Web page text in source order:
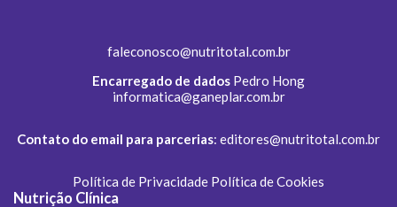
faleconosco@nutritotal.com.br
Encarregado de dados Pedro Hong
informatica@ganeplar.com.br
Contato do email para parcerias: editores@nutritotal.com.br
Política de Privacidade Política de Cookies
Nutrição Clínica